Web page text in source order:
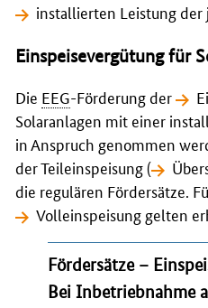
installierten Leistungder
Einspeisevergütung für
Die EEG-Förderung der
Solaranlagen mit einer
in Anspruch genommen
der Teileinspeisung (
die regulären Fördersätze.
Volleinspeisung gelten
Fördersätze –
Bei Inbetriebnahme